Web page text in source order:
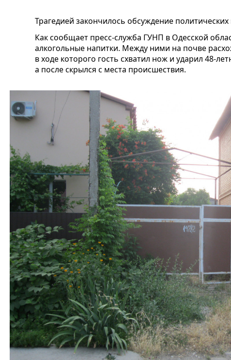
Трагедией закончилось обсуждение
Как сообщает пресс-служба ГУНП в Одесской
алкогольные напитки. Между ними на почве
в ходе которого гость схватил нож и ударил 48-
а после скрылся с места происшествия.